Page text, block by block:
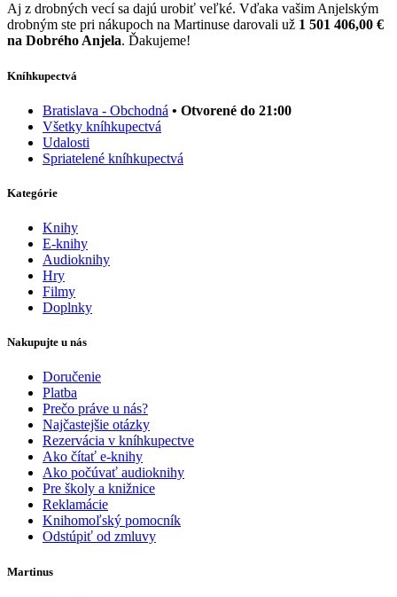
Aj z drobných vecí sa dajú urobiť veľké. Vďaka vašim Anjelským
drobným ste pri nákupoch na Martinuse darovali už 1 501 406,00 €
na Dobrého Anjela. Ďakujeme!
Kníhkupectvá
Bratislava - Obchodná • Otvorené do 21:00
Všetky kníhkupectvá
Udalosti
Spriatelené kníhkupectvá
Kategórie
Knihy
E-knihy
Audioknihy
Hry
Filmy
Doplnky
Nakupujte u nás
Doručenie
Platba
Prečo práve u nás?
Najčastejšie otázky
Rezervácia v kníhkupectve
Ako čítať e-knihy
Ako počúvať audioknihy
Pre školy a knižnice
Reklamácie
Knihomoľský pomocník
Odstúpiť od zmluvy
Martinus